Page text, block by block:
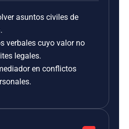
asuntos civiles de
verbales cuyo valor no
legales.
en conflictos